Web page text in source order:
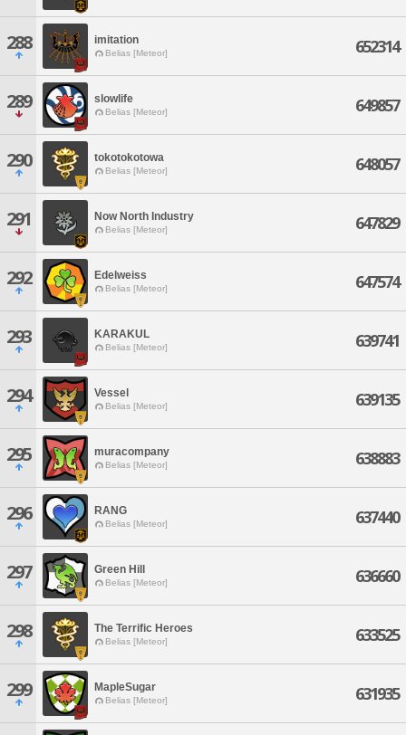
288 imitation
Belias [Meteor] 652314
289 slowlife
Belias [Meteor] 649857
290 tokotokotowa
Belias [Meteor] 648057
291 Now North Industry
Belias [Meteor] 647829
292 Edelweiss
Belias [Meteor] 647574
293 KARAKUL
Belias [Meteor] 639741
294 Vessel
Belias [Meteor] 639135
295 muracompany
Belias [Meteor] 638883
296 RANG
Belias [Meteor] 637440
297 Green Hill
Belias [Meteor] 636660
298 The Terrific Heroes
Belias [Meteor] 633525
299 MapleSugar
Belias [Meteor] 631935